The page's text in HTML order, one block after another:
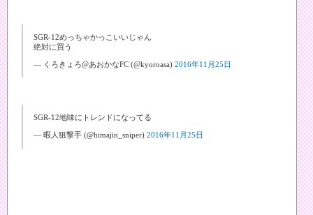
SGR-12めっちゃかっこいいじゃん
絶対に買う
— くろきょろ@あおかなFC (@kyoroasa) 2016年11月25日
SGR-12地味にトレンドになってる
— 暇人狙撃手 (@himajin_sniper) 2016年11月25日